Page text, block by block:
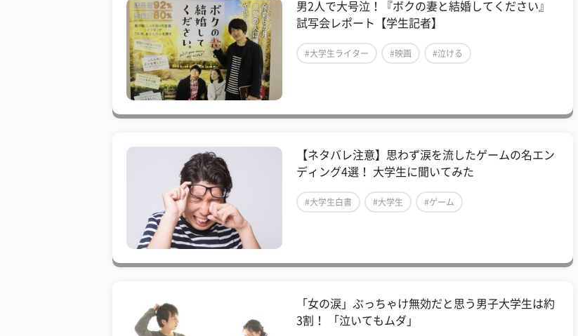
男2人で大号泣！『ボクの妻と結婚してください』
試写会レポート【学生記者】
#大学生ライター #映画 #泣ける
【ネタバレ注意】思わず涙を流したゲームの名エン
ディング4選！ 大学生に聞いてみた
#大学生白書 #大学生 #ゲーム
「女の涙」ぶっちゃけ無効だと思う男子大学生は約
3割！ 「泣いてもムダ」